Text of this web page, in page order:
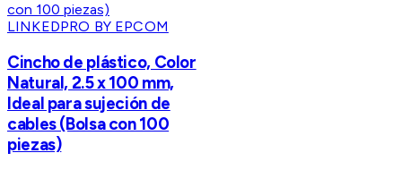
LINKEDPRO BY EPCOM
Cincho de plástico, Color
Natural, 2.5 x 100 mm,
Ideal para sujeción de
cables (Bolsa con 100
piezas)